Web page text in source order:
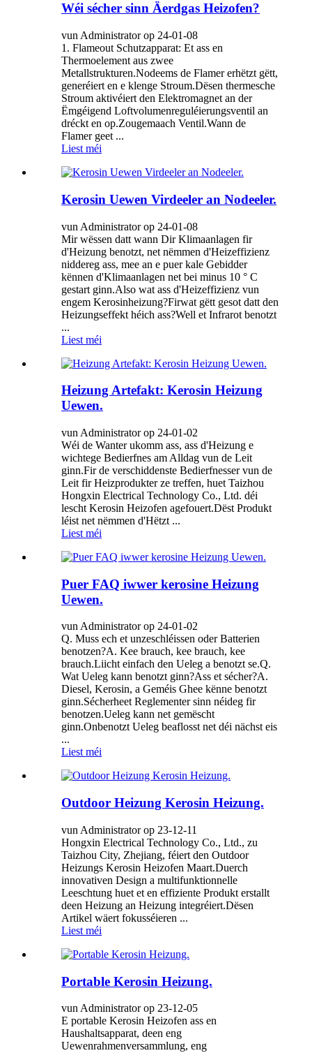
Wéi sécher sinn Äerdgas Heizofen?
vun Administrator op 24-01-08
1. Flameout Schutzapparat: Et ass en
Thermoelement aus zwee
Metallstrukturen.Nodeems de Flamer erhëtzt gëtt,
generéiert en e klenge Stroum.Dësen thermesche
Stroum aktivéiert den Elektromagnet an der
Ëmgéigend Loftvolumenreguléierungsventil an
dréckt en op.Zougemaach Ventil.Wann de
Flamer geet ...
Liest méi
Kerosin Uewen Virdeeler an Nodeeler.
vun Administrator op 24-01-08
Mir wëssen datt wann Dir Klimaanlagen fir
d'Heizung benotzt, net nëmmen d'Heizeffizienz
niddereg ass, mee an e puer kale Gebidder
kënnen d'Klimaanlagen net bei minus 10 ° C
gestart ginn.Also wat ass d'Heizeffizienz vun
engem Kerosinheizung?Firwat gëtt gesot datt den
Heizungseffekt héich ass?Well et Infrarot benotzt
...
Liest méi
Heizung Artefakt: Kerosin Heizung
Uewen.
vun Administrator op 24-01-02
Wéi de Wanter ukomm ass, ass d'Heizung e
wichtege Bedierfnes am Alldag vun de Leit
ginn.Fir de verschiddenste Bedierfnesser vun de
Leit fir Heizprodukter ze treffen, huet Taizhou
Hongxin Electrical Technology Co., Ltd. déi
lescht Kerosin Heizofen agefouert.Dëst Produkt
léist net nëmmen d'Hëtzt ...
Liest méi
Puer FAQ iwwer kerosine Heizung
Uewen.
vun Administrator op 24-01-02
Q. Muss ech et unzeschléissen oder Batterien
benotzen?A. Kee brauch, kee brauch, kee
brauch.Liicht einfach den Ueleg a benotzt se.Q.
Wat Ueleg kann benotzt ginn?Ass et sécher?A.
Diesel, Kerosin, a Geméis Ghee kënne benotzt
ginn.Sécherheet Reglementer sinn néideg fir
benotzen.Ueleg kann net gemëscht
ginn.Onbenotzt Ueleg beaflosst net déi nächst eis
...
Liest méi
Outdoor Heizung Kerosin Heizung.
vun Administrator op 23-12-11
Hongxin Electrical Technology Co., Ltd., zu
Taizhou City, Zhejiang, féiert den Outdoor
Heizungs Kerosin Heizofen Maart.Duerch
innovativen Design a multifunktionnelle
Leeschtung huet et en effiziente Produkt erstallt
deen Heizung an Heizung integréiert.Dësen
Artikel wäert fokusséieren ...
Liest méi
Portable Kerosin Heizung.
vun Administrator op 23-12-05
E portable Kerosin Heizofen ass en
Haushaltsapparat, deen eng
Uewenrahmenversammlung, eng